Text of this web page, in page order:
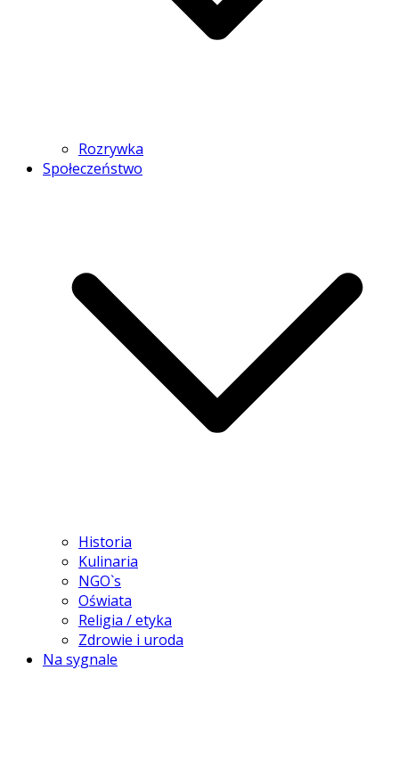
Rozrywka
Społeczeństwo
Historia
Kulinaria
NGO`s
Oświata
Religia / etyka
Zdrowie i uroda
Na sygnale